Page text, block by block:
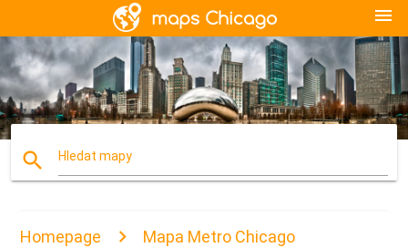
menu
search Hledat mapy
Homepage Mapa Metro Chicago